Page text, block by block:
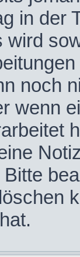
in der
noch
wenn